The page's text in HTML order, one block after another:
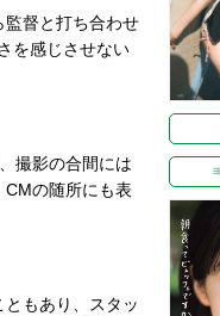
監督と打ち合わせ
を感じさせない
撮影の合間には
CMの随所にも表
もあり、スタッ